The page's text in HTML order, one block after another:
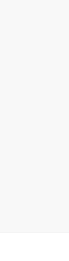
Có thể khác
Thôi Nôi
bày sẵn. Cách
mang tính